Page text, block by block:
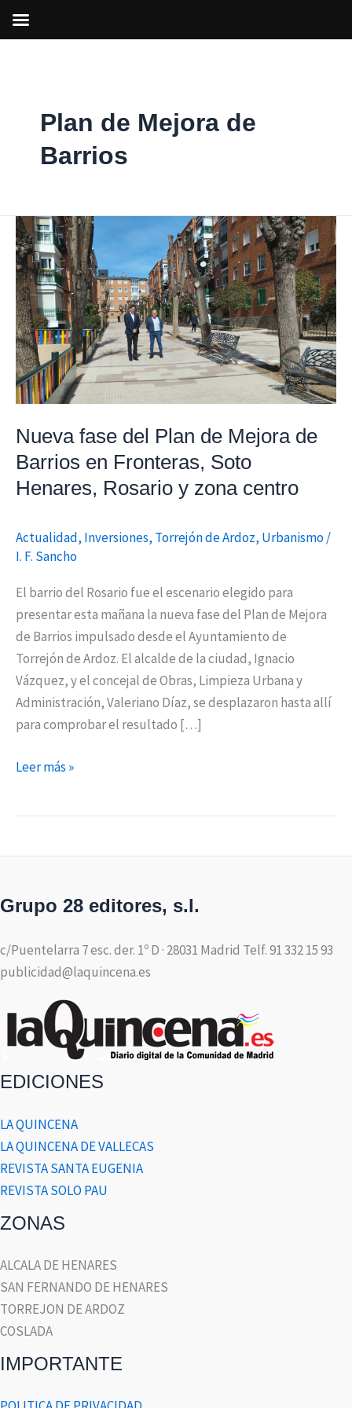
Plan de Mejora de
Barrios
Nueva fase del Plan de Mejora de
Barrios en Fronteras, Soto
Henares, Rosario y zona centro
Actualidad, Inversiones, Torrejón de Ardoz, Urbanismo/
I. F. Sancho
El barrio del Rosario fue el escenario elegido para
presentar esta mañana la nueva fase del Plan de Mejora
de Barrios impulsado desde el Ayuntamiento de
Torrejón de Ardoz. El alcalde de la ciudad, Ignacio
Vázquez, y el concejal de Obras, Limpieza Urbana y
Administración, Valeriano Díaz, se desplazaron hasta allí
para comprobar el resultado […]
Nueva
fase
del
Plan
de
Mejora
de
Barrios
en
Soto
Henares,
Rosario
zona
centro
Leer más »
Grupo 28 editores, s.l.
c/Puentelarra 7 esc. der. 1º D · 28031 Madrid Telf. 91 332 15 93
publicidad@laquincena.es
EDICIONES
LA QUINCENA
LA QUINCENA DE VALLECAS
REVISTA SANTA EUGENIA
REVISTA SOLO PAU
ZONAS
ALCALA DE HENARES
SAN FERNANDO DE HENARES
TORREJON DE ARDOZ
COSLADA
IMPORTANTE